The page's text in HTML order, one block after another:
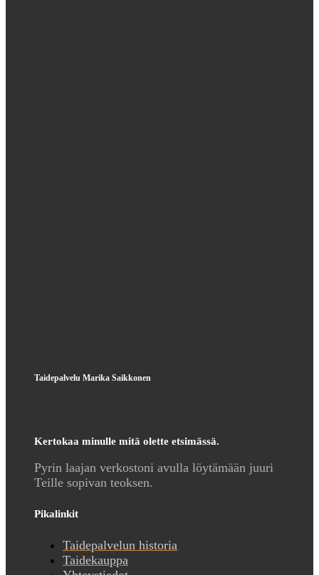
Taidepalvelu Marika Saikkonen
Kertokaa minulle mitä olette etsimässä.
Pyrin laajan verkostoni avulla löytämään juuri
Teille sopivan teoksen.
Pikalinkit
Taidepalvelun historia
Taidekauppa